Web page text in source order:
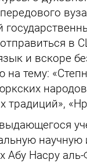
передового
в
и вскоре
на тему:
традиций»,
Абу Насру